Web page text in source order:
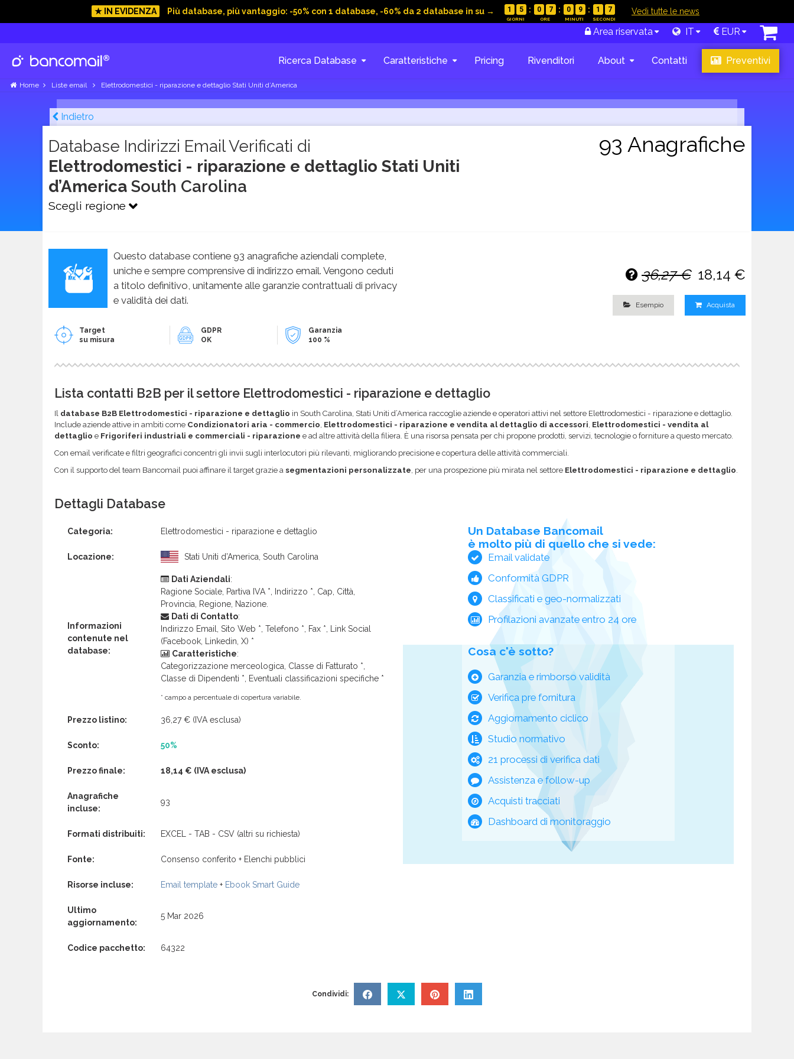
★ IN EVIDENZA Più database, più vantaggio: -50% con 1 database, -60% da 2 database in su → 1 5 0 7 0 9 1 6 Vedi tutte le news
Area riservata IT EUR
Ricerca Database Caratteristiche Pricing Rivenditori About Contatti Preventivi
Home Liste email Elettrodomestici - riparazione e dettaglio Stati Uniti d’America
Indietro
Database Indirizzi Email Verificati di
Elettrodomestici - riparazione e dettaglio Stati Uniti
d’America South Carolina
Scegli regione
93 Anagrafiche
Questo database contiene 93 anagrafiche aziendali complete,
uniche e sempre comprensive di indirizzo email. Vengono ceduti
a titolo definitivo, unitamente alle garanzie contrattuali di privacy
e validità dei dati.
Target
su misura
GDPR
OK
Garanzia
100 %
36,27 € 18,14 €
Esempio Acquista
Lista contatti B2B per il settore Elettrodomestici - riparazione e dettaglio
Il database B2B Elettrodomestici - riparazione e dettaglio in South Carolina, Stati Uniti d’America raccoglie aziende e operatori attivi nel settore Elettrodomestici - riparazione e dettaglio.
Include aziende attive in ambiti come Condizionatori aria - commercio Elettrodomestici - riparazione e vendita al dettaglio di accessori Elettrodomestici - vendita al
dettaglio e Frigoriferi industriali e commerciali - riparazione e ad altre attività della filiera. È una risorsa pensata per chi propone prodotti, servizi, tecnologie o forniture a questo mercato.
Con email verificate e filtri geografici concentri gli invii sugli interlocutori più rilevanti, migliorando precisione e copertura delle attività commerciali.
Con il supporto del team Bancomail puoi affinare il target grazie a segmentazioni personalizzate , per una prospezione più mirata nel settore Elettrodomestici - riparazione e dettaglio
Dettagli Database
Categoria: Elettrodomestici - riparazione e dettaglio
Locazione: Stati Uniti d’America, South Carolina
Informazioni
contenute nel
database:
Dati Aziendali:
Ragione Sociale, Partiva IVA *, Indirizzo *, Cap, Città,
Provincia, Regione, Nazione.
Dati di Contatto:
Indirizzo Email, Sito Web *, Telefono *, Fax *, Link Social
(Facebook, Linkedin, X) *
Caratteristiche:
Categorizzazione merceologica, Classe di Fatturato *,
Classe di Dipendenti *, Eventuali classificazioni specifiche *
* campo a percentuale di copertura variabile.
Prezzo listino: 36,27 € (IVA esclusa)
Sconto: 50%
Prezzo finale: 18,14 € (IVA esclusa)
Anagrafiche
incluse:
93
Formati distribuiti: EXCEL - TAB - CSV (altri su richiesta)
Fonte: Consenso conferito + Elenchi pubblici
Risorse incluse: Email template + Ebook Smart Guide
Ultimo
aggiornamento:
5 Mar 2026
Codice pacchetto: 64322
Un Database Bancomail
è molto più di quello che si vede:
Email validate
Conformità GDPR
Classificati e geo-normalizzati
Profilazioni avanzate entro 24 ore
Cosa c'è sotto?
Garanzia e rimborso validità
Verifica pre fornitura
Aggiornamento ciclico
Studio normativo
21 processi di verifica dati
Assistenza e follow-up
Acquisti tracciati
Dashboard di monitoraggio
Condividi: